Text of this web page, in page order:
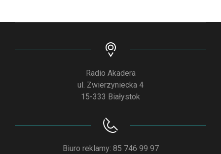
Radio Akadera
ul. Zwierzyniecka 4
15-333 Białystok
Biuro reklamy: 85 746 99 97